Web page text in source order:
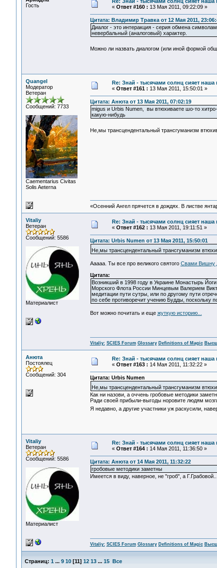
Гость
« Ответ #160 : 13 Мая 2011, 09:22:09 »
Цитата: Владимир Травка от 12 Мая 2011,
Диалог - это интеракция - серия обмена
невербальный (аналоговый) характер.
Можно ли назвать диалогом (или иной формой
Quangel
Модератор
Ветеран
Сообщений: 7733
Сaementarius Civitas
Solis Aeterna
Re: Знай - тысячами солнц сияет наша
« Ответ #161 : 13 Мая 2011, 15:50:01 »
Цитата: Анюта от 13 Мая 2011, 07:02:19
migus и Urbis Numen, вы втюхиваете шо-то
какую-нибудь
Не,мы трансцендентальный трансгуманизм
«Осенний Ангел прячется в дождях. В листве
Vitaliy
Ветеран
Сообщений: 5586
Материалист
Re: Знай - тысячами солнц сияет наша
« Ответ #162 : 13 Мая 2011, 19:11:51 »
Цитата: Urbis Numen от 13 Мая 2011, 15:50:01
Не,мы трансцендентальный трансгуманизм
Ааааа. Ты все про великого святого Свами Вишну
Цитата:
Возникший в 1998 году в Украине Монастырь
Морского Флота России Минцевым Валерием
медитации пути сутры, или по другому пути
по себе противоречит учению Будды, поскольку
Вот можно почитать и еще жуткую историю...
Vitaliy: SCIES Forum Glossary Definitions of Magic
Анюта
Постоялец
Сообщений: 304
Re: Знай - тысячами солнц сияет наша
« Ответ #163 : 14 Мая 2011, 11:32:22 »
Цитата: Urbis Numen
Не,мы трансцендентальный трансгуманизм
Как ни назови, а оччень гробовые методики
Ради своей прибыли-выгоды норовите людям
Я недавно, а другие участники уж раскусили,
Vitaliy
Ветеран
Сообщений: 5586
Материалист
Re: Знай - тысячами солнц сияет наша
« Ответ #164 : 14 Мая 2011, 11:36:50 »
Цитата: Анюта от 14 Мая 2011, 11:32:22
гробовые методики заметны
Имеется в виду, наверное, не "гроб", а
Vitaliy: SCIES Forum Glossary Definitions of Magic
Страниц: 1 ... 9 10[11] 12 13 ... 15 Все